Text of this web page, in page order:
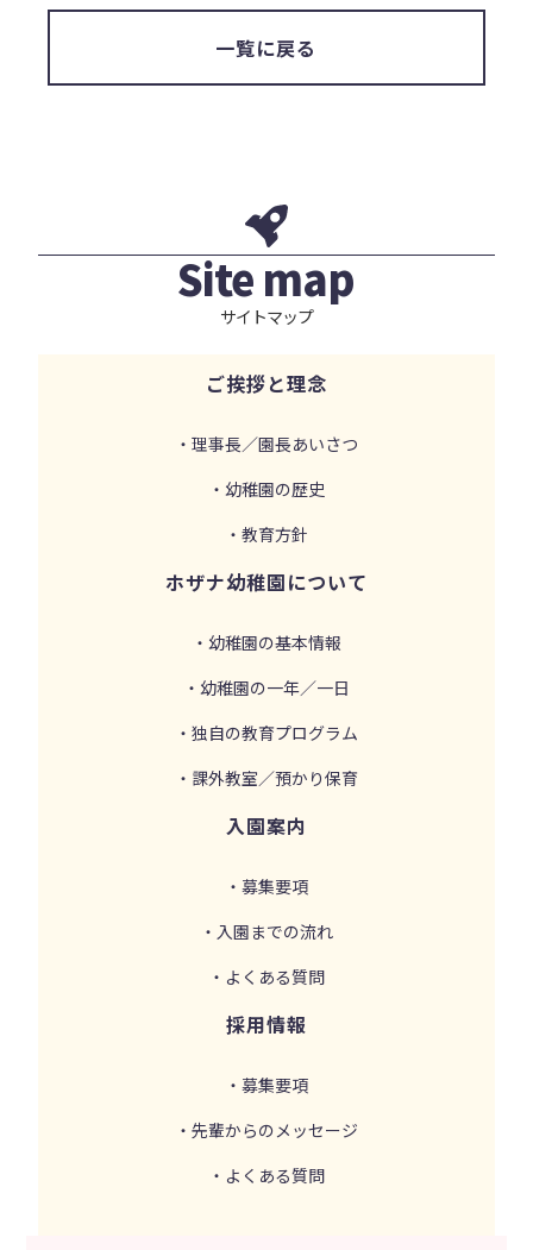
一覧に戻る
Site map
サイトマップ
ご挨拶と理念
・理事長／園長あいさつ
・幼稚園の歴史
・教育方針
ホザナ幼稚園について
・幼稚園の基本情報
・幼稚園の一年／一日
・独自の教育プログラム
・課外教室／預かり保育
入園案内
・募集要項
・入園までの流れ
・よくある質問
採用情報
・募集要項
・先輩からのメッセージ
・よくある質問